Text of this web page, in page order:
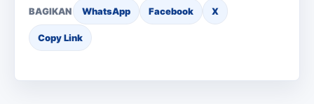
BAGIKAN WhatsApp Facebook X
Copy Link